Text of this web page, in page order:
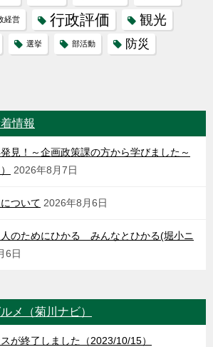
経営 行政評価 観光
選挙 部活動 防災
情報
見！～企画政策課の方から学びました～
2026年8月7日
ついて 2026年8月6日
のためにひかる みんなとひかる(堀小ニ
6日
メ（菊川ナビ）
が終了しました（2023/10/15）